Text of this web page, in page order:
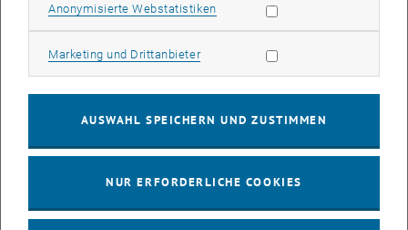
umgebenden Wassermolekülen zu, die hydrophobe Seite verbindet
sich zwar mit Fettmolekülen, wendet sich aber von
Wassermolekülen ab.
weggewaschen werden können.
Die Erbinformation des Virus wird bei seiner Zerstörung freigelegt.
Aigner. „Außerdem wird sie über Enzyme, die Ribonukleasen, schnell
Anonymisierte WebstatistikenStatistik Cookies zulassen
Marketing und DrittanbieterMarketing Cookies zulassen
AUSWAHL SPEICHERN UND ZUSTIMMEN
NUR ERFORDERLICHE COOKIES